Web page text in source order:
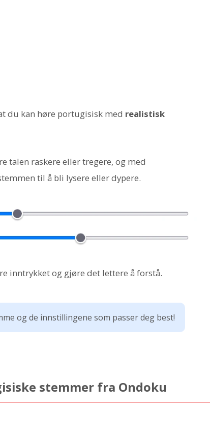
du kan høre portugisisk med realistisk
talen raskere eller tregere, og med
til å bli lysere eller dypere.
inntrykket og gjøre det lettere å forstå.
og de innstillingene som passer deg best!
stemmer fra Ondoku